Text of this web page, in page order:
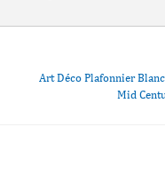
Art Déco Plafonnier
Mid